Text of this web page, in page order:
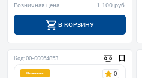
Розничная цена
1 100 руб.
В КОРЗИНУ
Код: 00-00064853
Новинка 0